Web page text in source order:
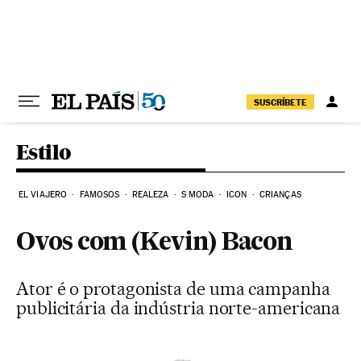
SUSCRÍBETE
Estilo
EL VIAJERO FAMOSOS REALEZA S MODA ICON CRIANÇAS
Ovos com (Kevin) Bacon
Ator é o protagonista de uma campanha
publicitária da indústria norte-americana